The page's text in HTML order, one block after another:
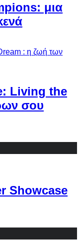
μια
Living the
σου
Showcase